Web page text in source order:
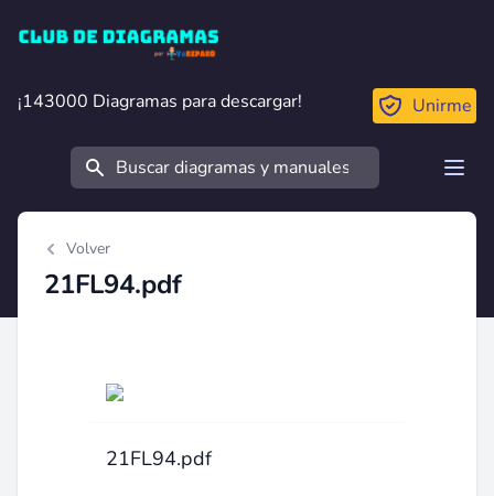
Club de Diagramas
¡143000 Diagramas para descargar!
¡143000 Diagramas para descargar! Unirme
Buscar
Volver
21FL94.pdf
21FL94.pdf